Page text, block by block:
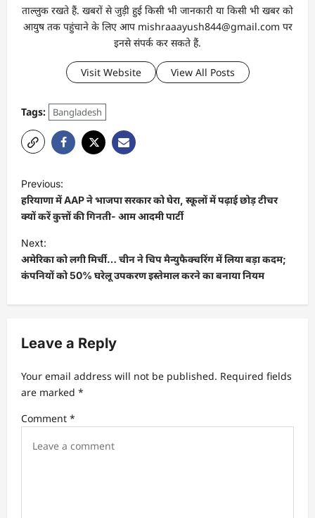
ताल्लुक रखते हैं. खबरों से जुड़ी हुई किसी भी जानकारी या किसी भी खबर को
आयुष तक पहुंचाने के लिए आप mishraaayush844@gmail.com पर
इनसे संपर्क कर सकते हैं.
Visit Website View All Posts
Tags: Bangladesh
Previous:
हरियाणा में AAP ने भाजपा सरकार को घेरा, स्कूलों में पढ़ाई छोड़ टीचर
क्यों करें कुत्तों की गिनती- आम आदमी पार्टी
Next:
अमेरिका को लगी मिर्ची… चीन ने चिप मैन्युफैक्चरिंग में लिया बड़ा कदम;
कंपनियों को 50% घरेलू उपकरण इस्तेमाल करने का बनाया नियम
Leave a Reply
Your email address will not be published. Required fields
are marked *
Comment *